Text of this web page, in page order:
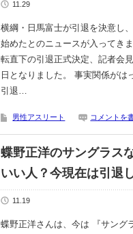
11.29
横綱・日馬富士が引退を決意し
始めたとのニュースが入ってき
転直下の引退正式決定、記者会
日となりました。 事実関係がは
引退…
男性アスリート コメントを
蝶野正洋のサングラス
いい人？今現在は引退
11.19
蝶野正洋さんは、今は 『サング